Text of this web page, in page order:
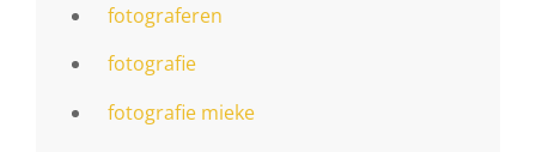
fotograferen
fotografie
fotografie mieke